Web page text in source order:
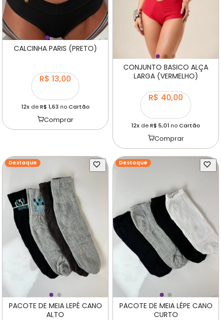
CALCINHA PARIS (PRETO)
R$ 13,00
12xdeR$ 1,63 noCartão
Comprar
CONJUNTO BASICO ALÇA
LARGA (VERMELHO)
R$ 40,00
12x deR$ 5,01 noCartão
Comprar
Destaque
PACOTE DE MEIA LEPÉ CANO
ALTO
Destaque
PACOTE DE MEIA LÉPE CANO
CURTO